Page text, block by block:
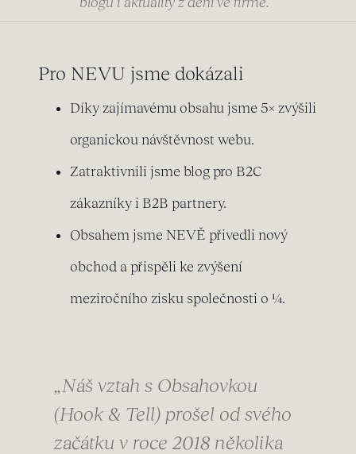
Pro NEVU jsme dokázali
Díky zajímavému obsahu jsme 5× zvýšili
organickou návštěvnost webu.
Zatraktivnili jsme blog pro B2C
zákazníky i B2B partnery.
Obsahem jsme NEVĚ přivedli nový
obchod a přispěli ke zvýšení
meziročního zisku společnosti o ¼.
„Náš vztah s Obsahovkou
(Hook & Tell) prošel od svého
začátku v roce 2018 několika